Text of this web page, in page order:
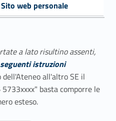
Sito web personale
a lato risultino assenti,
istruzioni
all'altro SE il
basta comporre le
esteso.